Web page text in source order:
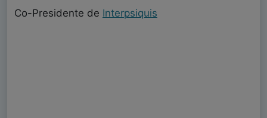
Co-Presidente de Interpsiquis